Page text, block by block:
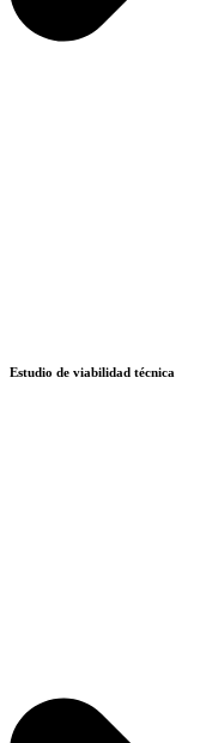
Estudio de viabilidad técnica